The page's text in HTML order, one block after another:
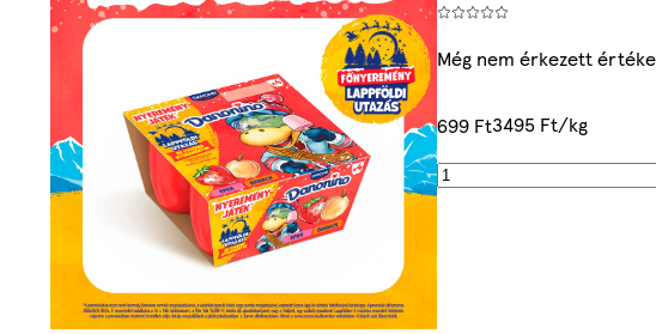
Még nem érkezett
699 Ft3495 Ft/kg